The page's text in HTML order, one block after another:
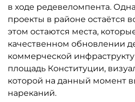
в ходе редевеломпента.
проекты в районе остаётся
этом остаются места,
качественном обновлении
коммерческой
площадь Конституции,
которой на данный момент
нареканий.